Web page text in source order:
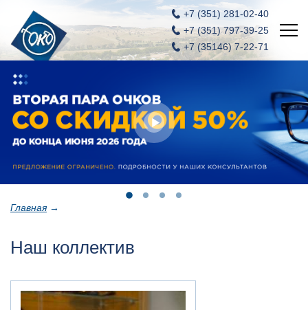
+7 (351) 281-02-40
+7 (351)797-39-25
+7 (35146) 7-22-71
Главная
Новости
Услуги
Акции
ОКО - салон оптики и контактных линз
Главная →
Наш коллектив